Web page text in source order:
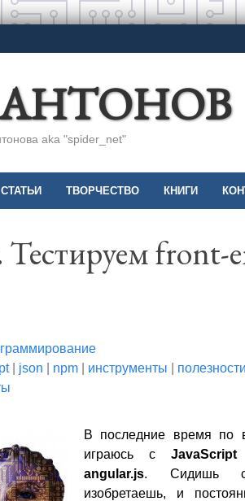
aka "spider_net"
СТАТЬИ ТВОРЧЕСТВО КНИГИ
Тестируем front-
| json npm инструменты полезности
В последние время по
играюсь с JavaScript
angular.js. Сидишь
изобретаешь, и